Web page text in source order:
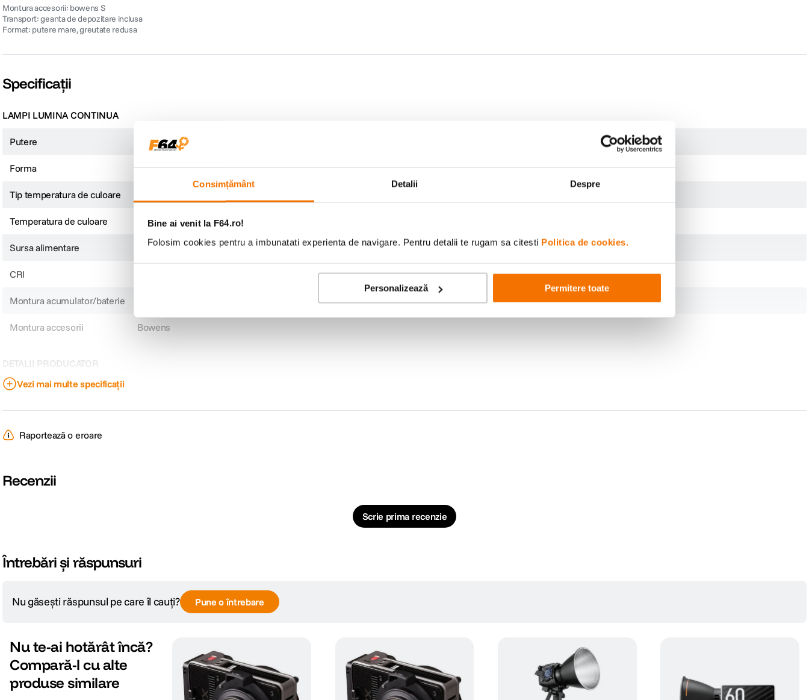
Consimțământ Detalii Despre
Bine ai venit la F64.ro!
Folosim cookies pentru a imbunatati experienta de navigare. Pentru detalii te rugam sa citesti Politica de cookies.
Personalizează Permitere toate
Montura accesorii: bowens S
Transport: geanta de depozitare inclusa
Format: putere mare, greutate redusa
Specificații
LAMPI LUMINA CONTINUA
Putere 200W
Forma Dreptunghiulara
Tip temperatura de culoare
Temperatura de culoare 2700-6500K
Sursa alimentare Alimentator/Acumulator
CRI
Montura acumulator/baterie
Montura accesorii Bowens
DETALII PRODUCATOR
Cod producator
Vezi mai multe specificații
Raportează o eroare
Recenzii
Scrie prima recenzie
Întrebări și răspunsuri
Nu găsești răspunsul pe care îl cauți? Pune o întrebare
Nu te-ai hotărât încă?
Compară-l cu alte
produse similare